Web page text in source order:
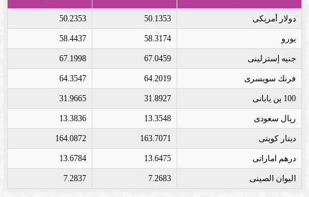
دولار أمريكى 50.1353
50.2353
يورو 58.3174
58.4437
جنيه إسترلينى 67.0459
67.1998
فرنك سويسرى 64.2019
64.3547
100 ين يابانى 31.8927
31.9665
ريال سعودى 13.3548
13.3836
دينار كويتى 163.7071
164.0872
درهم اماراتى 13.6475
13.6784
اليوان الصينى 7.2683
7.2837